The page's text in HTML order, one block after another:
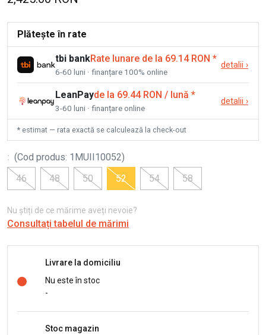
Plătește în rate
tbi bankRate lunare de la 69.14 RON *
6-60 luni · finanțare 100% online
detalii ›
LeanPayde la 69.44 RON / lună *
3-60 luni · finanțare online
detalii ›
* estimat — rata exactă se calculează la check-out
: (Cod produs: 1MUII10052)
46
48 50 52 54 58
Nu știți de ce mărime aveți nevoie?
Consultați tabelul de mărimi
Livrare la domiciliu
Nu este în stoc
-
Stoc magazin